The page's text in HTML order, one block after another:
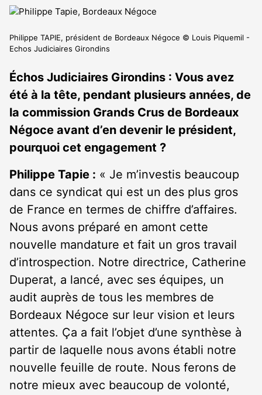
Philippe TAPIE, président de Bordeaux Négoce © Louis Piquemil -
Echos Judiciaires Girondins
Échos Judiciaires Girondins : Vous avez
été à la tête, pendant plusieurs années, de
la commission Grands Crus de Bordeaux
Négoce avant d’en devenir le président,
pourquoi cet engagement ?
Philippe Tapie : « Je m’investis beaucoup
dans ce syndicat qui est un des plus gros
de France en termes de chiffre d’affaires.
Nous avons préparé en amont cette
nouvelle mandature et fait un gros travail
d’introspection. Notre directrice, Catherine
Duperat, a lancé, avec ses équipes, un
audit auprès de tous les membres de
Bordeaux Négoce sur leur vision et leurs
attentes. Ça a fait l’objet d’une synthèse à
partir de laquelle nous avons établi notre
nouvelle feuille de route. Nous ferons de
notre mieux avec beaucoup de volonté,